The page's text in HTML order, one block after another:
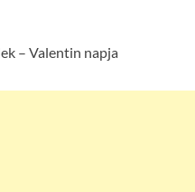
– Valentin napja